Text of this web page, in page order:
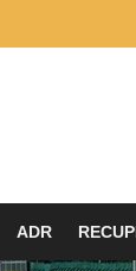
ADR